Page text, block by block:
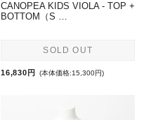
CANOPEA KIDS VIOLA - TOP +
BOTTOM（S …
SOLD OUT
16,830円 (本体価格:15,300円)